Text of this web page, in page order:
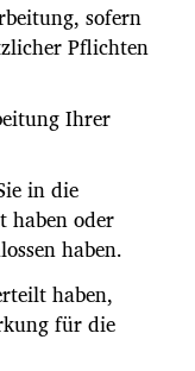
sofern
Pflichten
Ihrer
in die
haben oder
haben.
haben,
für die